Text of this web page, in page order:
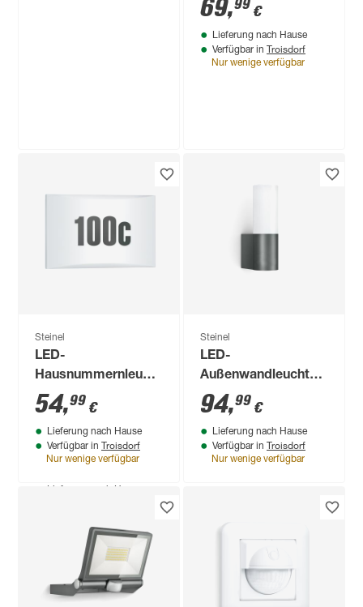
'XLED home 2' 13,7
W 1550 lm
warmweiß IP 44 18 x
€
69,99 €
Lieferung nach Hause
Verfügbar in Troisdorf
Nur wenige verfügbar
Steinel
LED-
Hausnummernleuchte
'LN 1 N' 4,9 W 440 lm
warmweiß IP 54 30 x
19,5 cm
54,99 €
Lieferung nach Hause
Verfügbar in Troisdorf
Nur wenige verfügbar
Steinel
LED-
Außenwandleuchte
'L 605 S' 11,3 W 729
lm warmweiß IP 44
7,8 x 13,1 x 26 cm
94,99 €
Lieferung nach Hause
Verfügbar in Troisdorf
Nur wenige verfügbar